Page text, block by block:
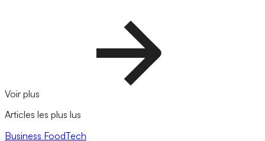
Voir plus
Articles les plus lus
Business FoodTech